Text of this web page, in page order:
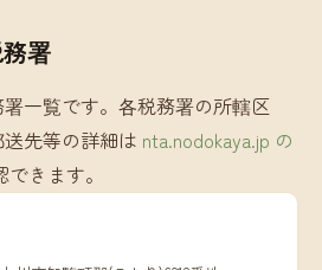
署
一覧です。各税務署の所轄区
先等の詳細は nta.nodokaya.jp の
できます。